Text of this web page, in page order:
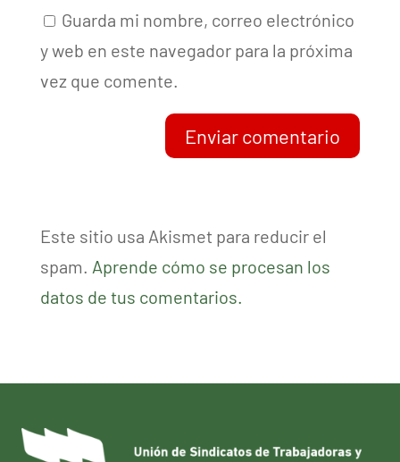
Guarda mi nombre, correo electrónico
y web en este navegador para la próxima
vez que comente.
Enviar comentario
Este sitio usa Akismet para reducir el
spam. Aprende cómo se procesan los
datos de tus comentarios.